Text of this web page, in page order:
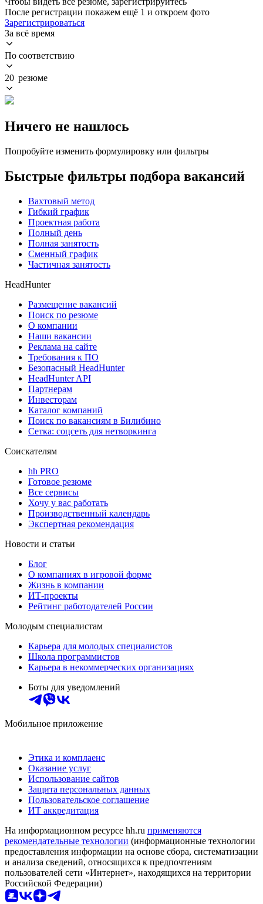
После регистрации покажем ещё 1 и откроем фото
Зарегистрироваться
За всё время
По соответствию
20 резюме
Ничего не нашлось
Попробуйте изменить формулировку или фильтры
Быстрые фильтры подбора вакансий
Вахтовый метод
Гибкий график
Проектная работа
Полный день
Полная занятость
Сменный график
Частичная занятость
HeadHunter
Размещение вакансий
Поиск по резюме
О компании
Наши вакансии
Реклама на сайте
Требования к ПО
Безопасный HeadHunter
HeadHunter API
Партнерам
Инвесторам
Каталог компаний
Поиск по вакансиям в Билибино
Сетка: соцсеть для нетворкинга
Соискателям
hh PRO
Готовое резюме
Все сервисы
Хочу у вас работать
Производственный календарь
Экспертная рекомендация
Новости и статьи
Блог
О компаниях в игровой форме
Жизнь в компании
ИТ-проекты
Рейтинг работодателей России
Молодым специалистам
Карьера для молодых специалистов
Школа программистов
Карьера в некоммерческих организациях
Боты для уведомлений
Мобильное приложение
Этика и комплаенс
Оказание услуг
Использование сайтов
Защита персональных данных
Пользовательское соглашение
ИТ аккредитация
На информационном ресурсе hh.ru применяются
рекомендательные технологии (информационные технологии
предоставления информации на основе сбора, систематизации
и анализа сведений, относящихся к предпочтениям
пользователей сети «Интернет», находящихся на территории
Российской Федерации)